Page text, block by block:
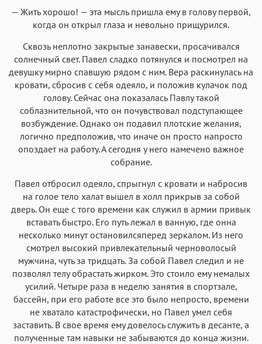
Roboto Garamond Fira Sans Times
Аа
Iowan
Аа
San Francisco Аа
SF Serif Аа
New York
Аа
Helvetica Neue
Аа
Arial Аа
Georgia
Аа
Times New Roman
Аа Аа
Courier New
Аа
Menlo
Аа
— Жить хорошо! — эта мысль пришла ему в голову первой,
когда он открыл глаза и невольно прищурился.
Сквозь неплотно закрытые занавески, просачивался
солнечный свет. Павел сладко потянулся и посмотрел на
девушку мирно спавшую рядом с ним. Вера раскинулась на
кровати, сбросив с себя одеяло, и положив кулачок под
голову. Сейчас она показалась Павлу такой
соблазнительной, что он почувствовал подступающее
возбуждение. Однако он подавил плотские желания,
логично предположив, что иначе он просто напросто
опоздает на работу. А сегодня у него намечено важное
собрание.
Павел отбросил одеяло, спрыгнул с кровати и набросив
на голое тело халат вышел в холл прикрыв за собой
дверь. Он еще с того времени как служил в армии привык
вставать быстро. Его путь лежал в ванную, где онна
несколько минут остановилсяперед зеркалом. Из него
смотрел высокий привлекательный черноволосый
мужчина, чуть за тридцать. За собой Павел следил и не
позволял телу обрастать жирком. Это стоило ему немалых
усилий. Четыре раза в неделю занятия в спортзале,
бассейн, при его работе все это было непросто, времени
не хватало катастрофически, но Павел умел себя
заставить. В свое время ему довелось служить в десанте, а
полученные там навыки не забываются до конца жизни.